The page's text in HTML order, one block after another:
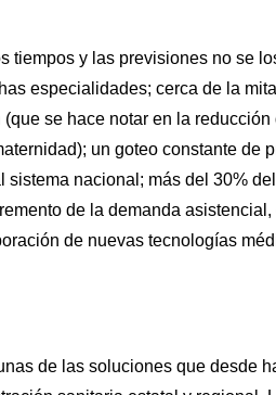
tiempos y las previsiones no se
especialidades; cerca de la
se hace notar en la
un goteo constante de
nacional; más del 30%
de la demanda
de nuevas tecnologías
de las soluciones que desde